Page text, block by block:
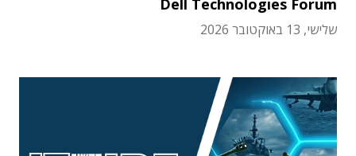
Dell Technologies Forum
שלישי, 13 באוקטובר 2026